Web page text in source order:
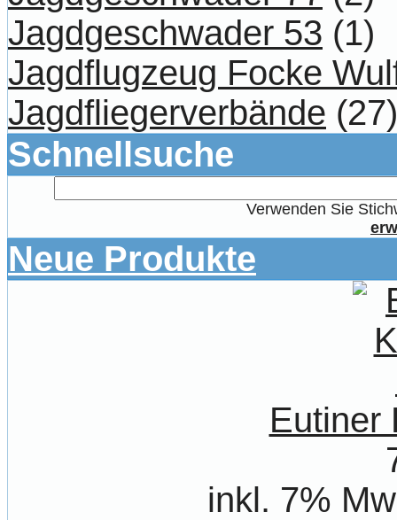
Jagdgeschwader 53 (1)
Jagdflugzeug Focke
Jagdfliegerverbände (27)
Schnellsuche
Verwenden Sie
Neue Produkte
Eutiner
inkl. 7%